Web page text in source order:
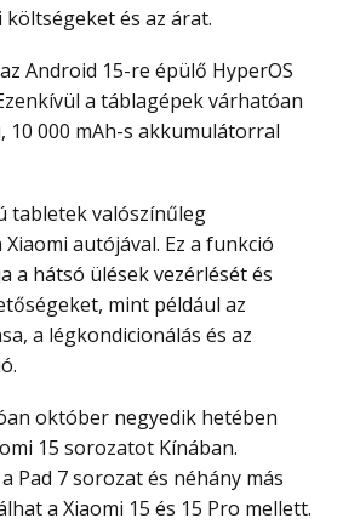
és az árat.
a táblagépek várhatóan
10 000 mAh-s akkumulátorral
autójával. Ez a funkció
a hátsó ülések vezérlését és
mint például az
a légkondicionálás és az
15 sorozatot Kínában.
Pad 7 sorozat és néhány más
a Xiaomi 15 és 15 Pro mellett.